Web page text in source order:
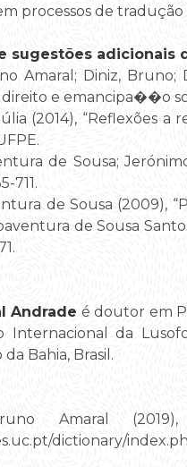
processos de
sugestões adicionais
Amaral; Diniz, Bruno;
e emancipa��o
(2014), “Reflexões a
de Sousa;
711.
de Sousa (2009),
de Sousa
Andrade é doutor em
Internacional da
Bahia, Brasil.
Amaral
dictionary/